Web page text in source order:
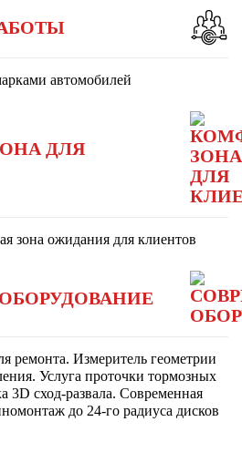
автомобилей
ДЛЯ
зона ожидания для клиентов
ремонта. Измеритель геометрии
Услуга проточки тормозных
3D сход-развала. Современная
до 24-го радиуса дисков